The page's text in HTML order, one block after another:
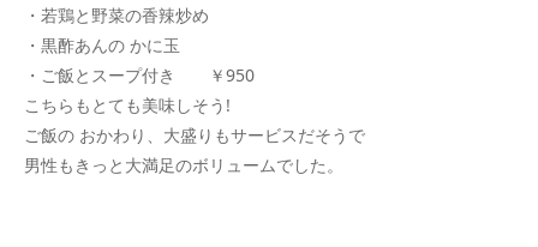
・若鶏と野菜の香辣炒め
・黒酢あんの かに玉
・ご飯とスープ付き ￥950
こちらもとても美味しそう!
ご飯の おかわり、大盛りもサービスだそうで
男性もきっと大満足のボリュームでした。